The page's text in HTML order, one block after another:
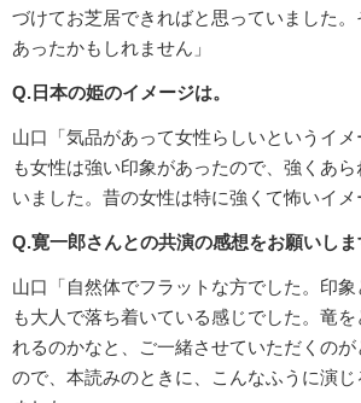
づけてお芝居できればと思っていました
あったかもしれません」
Q.日本の姫のイメージは。
山口「気品があって女性らしいというイ
も女性は強い印象があったので、強くあ
いました。昔の女性は特に強くて怖いイメ
Q.寛一郎さんとの共演の感想をお願いしま
山口「自然体でフラットな方でした。印
も大人で落ち着いている感じでした。竜
れるのかなと、ご一緒させていただくの
ので、本読みのときに、こんなふうに演